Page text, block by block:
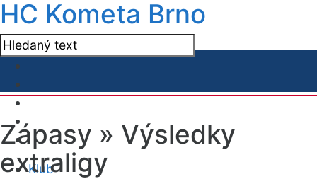
HC Kometa Brno
Klub
Zápasy » Výsledky
extraligy